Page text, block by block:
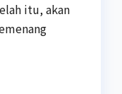
itu, akan